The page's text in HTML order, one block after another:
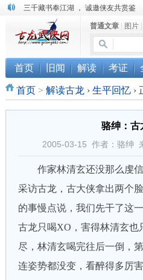
“武侠书库”查缺补漏活动圆满结束
珠海《古龙作品集》PDF扫描版分享
三千藏书奉江湖 ， 诚邀侠友共赏鉴
普通文章| 图片|
首页 旧闻 解读 考证
首页> 解读古龙 › 生平回忆 ›
骆绅：古
2005-03-15 作者：骆绅
作家林清玄还没那么虔信
采访古龙，古大侠拿出两个
的事慢点说，我们先干了这
古龙只喝XO，害得林清玄也
尽，林清玄喝完往后一倒，
连姿势都没变，看醉得多厉害